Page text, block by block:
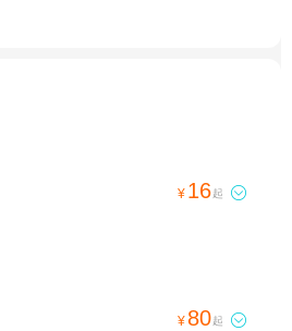
¥ 16起 
¥ 80起 